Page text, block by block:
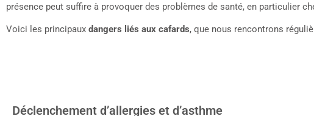
présence peut suffire à provoquer des problèmes de santé, en particulier
Voici les principaux dangers liés aux cafards, que nous rencontrons
Déclenchement d’allergies et d’asthme